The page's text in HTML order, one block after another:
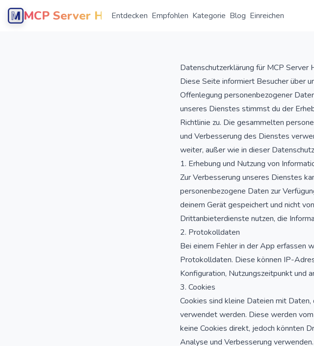
MCP Server HubEntdecken Empfohlen Kategorie Blog Einreichen
Datenschutzerklärung für MCP Server
Diese Seite informiert Besucher über
Offenlegung personenbezogener
unseres Dienstes stimmst du der
Richtlinie zu. Die gesammelten
und Verbesserung des Dienstes
weiter, außer wie in dieser
1. Erhebung und Nutzung von
Zur Verbesserung unseres Dienstes
personenbezogene Daten zur
deinem Gerät gespeichert und nicht
Drittanbieterdienste nutzen, die
2. Protokolldaten
Bei einem Fehler in der App erfassen
Protokolldaten. Diese können IP-
Konfiguration, Nutzungszeitpunkt und
3. Cookies
Cookies sind kleine Dateien mit
verwendet werden. Diese werden
keine Cookies direkt, jedoch könnten
Analyse und Verbesserung